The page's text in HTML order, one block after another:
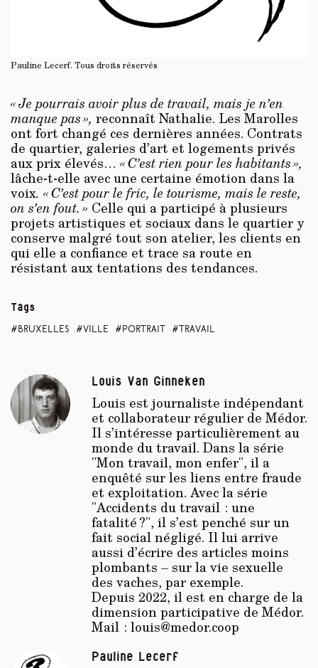
Pauline Lecerf. Tous droits réservés
« Je pourrais avoir plus de travail, mais je n’en
manque pas », reconnaît Nathalie. Les Marolles
ont fort changé ces dernières années. Contrats
de quartier, galeries d’art et logements privés
aux prix élevés… « C’est rien pour les habitants »,
lâche-t-elle avec une certaine émotion dans la
voix. « C’est pour le fric, le tourisme, mais le reste,
on s’en fout. » Celle qui a participé à plusieurs
projets artistiques et sociaux dans le quartier y
conserve malgré tout son atelier, les clients en
qui elle a confiance et trace sa route en
résistant aux tentations des tendances.
Tags
Bruxelles ville portrait travail
Louis Van Ginneken
Louis est journaliste indépendant
et collaborateur régulier de Médor.
Il s’intéresse particulièrement au
monde du travail. Dans la série
"Mon travail, mon enfer", il a
enquêté sur les liens entre fraude
et exploitation. Avec la série
"Accidents du travail : une
fatalité ?", il s’est penché sur un
fait social négligé. Il lui arrive
aussi d’écrire des articles moins
plombants – sur la vie sexuelle
des vaches, par exemple.
Depuis 2022, il est en charge de la
dimension participative de Médor.
Mail : louis@medor.coop
Pauline Lecerf